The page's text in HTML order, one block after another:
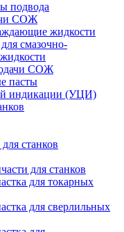
подвода
СОЖ
жидкости
смазочно-
СОЖ
пасты
индикации (УЦИ)
станков
для станков
для токарных
для сверлильных